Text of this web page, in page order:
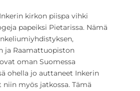
kirkon piispa vihki
papeiksi Pietarissa. Nämä
ja Raamattuopiston
oman Suomessa
ohella jo auttaneet Inkerin
niin myös jatkossa. Tämä